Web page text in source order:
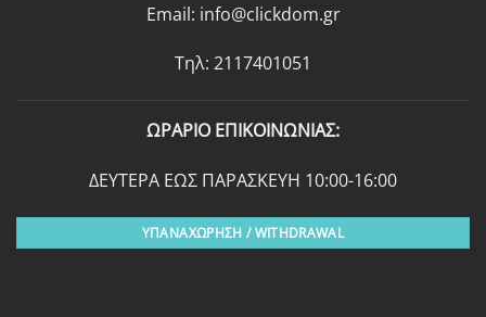
Email: info@clickdom.gr
Τηλ: 2117401051
ΩΡΑΡΙΟ ΕΠΙΚΟΙΝΩΝΙΑΣ:
ΔΕΥΤΕΡΑ ΕΩΣ ΠΑΡΑΣΚΕΥΗ 10:00-16:00
ΥΠΑΝΑΧΩΡΗΣΗ / WITHDRAWAL